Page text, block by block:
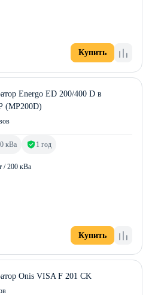
Купить
Energo ED 200/400 D в
(MP200D)
/ 200 кВа
кВа 1 год
Купить
Onis VISA F 201 CK